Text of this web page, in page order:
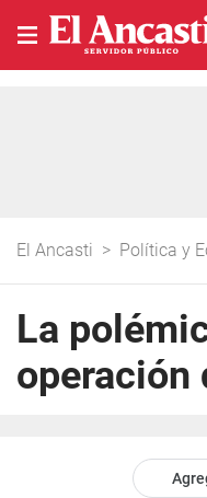
El Ancasti > Política y
La
operación